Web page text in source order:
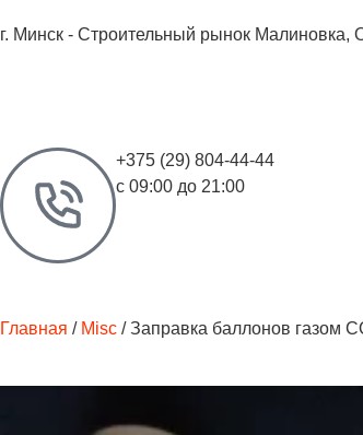
г. Минск - Строительный рынок
+375 (29) 804-44-44
с 09:00 до 21:00
Главная / Misc / Заправка баллонов газом